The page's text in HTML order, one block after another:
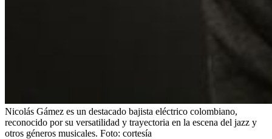
Nicolás Gámez es un destacado bajista eléctrico colombiano,
reconocido por su versatilidad y trayectoria en la escena del jazz y
otros géneros musicales. Foto: cortesía